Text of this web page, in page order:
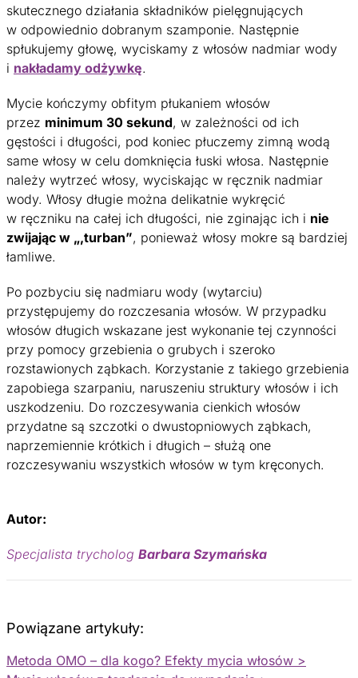
skutecznego działania składników pielęgnujących
w odpowiednio dobranym szamponie. Następnie
spłukujemy głowę, wyciskamy z włosów nadmiar wody
i nakładamy odżywkę.
Mycie kończymy obfitym płukaniem włosów
przez minimum 30 sekund, w zależności od ich
gęstości i długości, pod koniec płuczemy zimną wodą
same włosy w celu domknięcia łuski włosa. Następnie
należy wytrzeć włosy, wyciskając w ręcznik nadmiar
wody. Włosy długie można delikatnie wykręcić
w ręczniku na całej ich długości, nie zginając ich i nie
zwijając w „,turban”, ponieważ włosy mokre są bardziej
łamliwe.
Po pozbyciu się nadmiaru wody (wytarciu)
przystępujemy do rozczesania włosów. W przypadku
włosów długich wskazane jest wykonanie tej czynności
przy pomocy grzebienia o grubych i szeroko
rozstawionych ząbkach. Korzystanie z takiego grzebienia
zapobiega szarpaniu, naruszeniu struktury włosów i ich
uszkodzeniu. Do rozczesywania cienkich włosów
przydatne są szczotki o dwustopniowych ząbkach,
naprzemiennie krótkich i długich – służą one
rozczesywaniu wszystkich włosów w tym kręconych.
Autor:
Specjalista trycholog Barbara Szymańska
Powiązane artykuły:
Metoda OMO – dla kogo? Efekty mycia włosów >